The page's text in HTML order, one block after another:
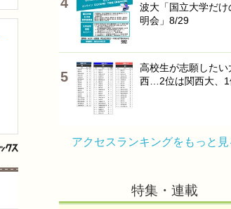
波大「国立大学だけ
明会」8/29
高校生が志願したい
西…2位は関西大、1
アクセスランキングをもっと見
特集・連載